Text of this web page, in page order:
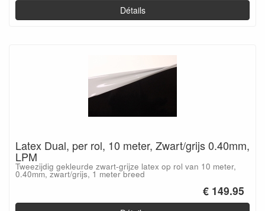
Détails
Latex Dual, per rol, 10 meter, Zwart/grijs 0.40mm,
LPM
Tweezijdig gekleurde zwart-grijze latex op rol van 10 meter,
0.40mm, zwart/grijs, 1 meter breed
€ 149.95